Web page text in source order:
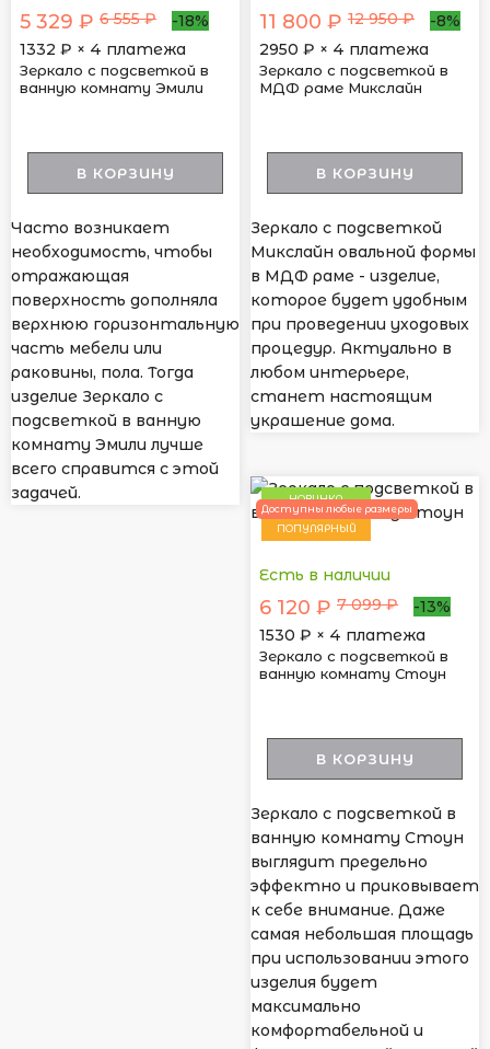
5 329 ₽ 6 555 ₽
-18%
1332 ₽ × 4 платежа
Зеркало с подсветкой в
ванную комнату Эмили
В КОРЗИНУ
Часто возникает
необходимость, чтобы
отражающая
поверхность дополняла
верхнюю горизонтальную
часть мебели или
раковины, пола. Тогда
изделие Зеркало с
подсветкой в ванную
комнату Эмили лучше
всего справится с этой
задачей.
11 800 ₽ 12 950 ₽
-8%
2950 ₽ × 4 платежа
Зеркало с подсветкой в
МДФ раме Микслайн
В КОРЗИНУ
Зеркало с подсветкой
Микслайн овальной формы
в МДФ раме - изделие,
которое будет удобным
при проведении уходовых
процедур. Актуально в
любом интерьере,
станет настоящим
украшение дома.
НОВИНКА
ПОПУЛЯРНЫЙ
Доступны любые размеры
Есть в наличии
6 120 ₽ 7 099 ₽
-13%
1530 ₽ × 4 платежа
Зеркало с подсветкой в
ванную комнату Стоун
В КОРЗИНУ
Зеркало с подсветкой в
ванную комнату Стоун
выглядит предельно
эффектно и приковывает
к себе внимание. Даже
самая небольшая площадь
при использовании этого
изделия будет
максимально
комфортабельной и